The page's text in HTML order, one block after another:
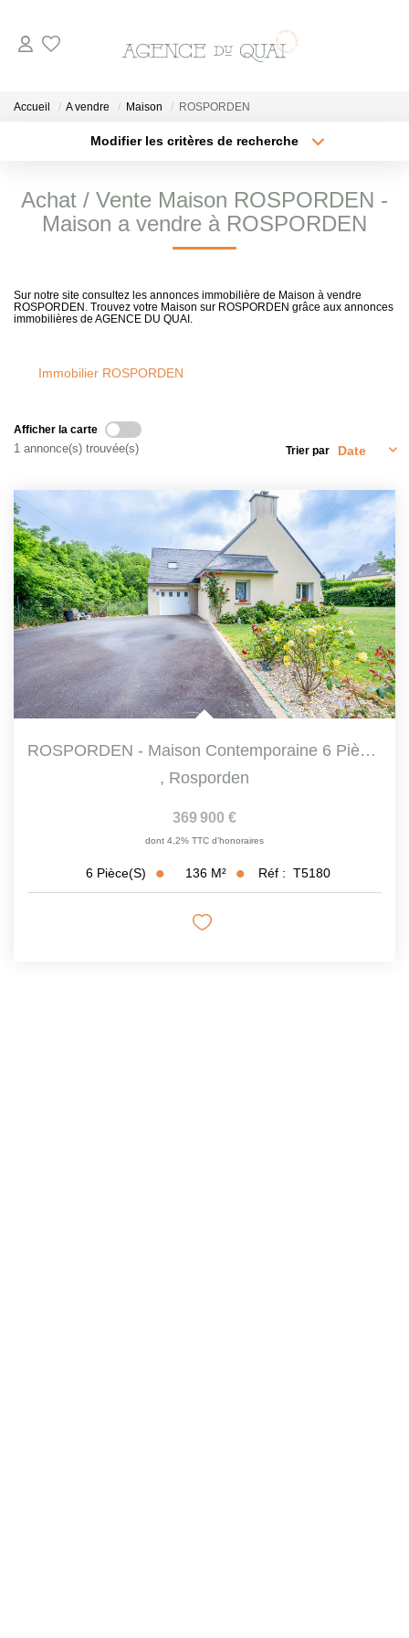
A La Vente
A La Location
ESTIMER
NOTRE AGENCE
CONTACT
Accueil A vendre Maison ROSPORDEN
Modifier les critères de recherche
Sélectionnez...
Type de bien
Surface min
Créer une alerte
Achat / Vente Maison ROSPORDEN -
Maison a vendre à ROSPORDEN
Sur notre site consultez les annonces immobilière de Maison à vendre
ROSPORDEN. Trouvez votre Maison sur ROSPORDEN grâce aux annonces
immobilières de AGENCE DU QUAI.
Immobilier ROSPORDEN
Afficher la carte
1 annonce(s) trouvée(s) Trier par
ROSPORDEN - Maison Contemporaine 6 Pièces De 136 M² Sur...
, Rosporden
369 900 €
dont 4,2% TTC d'honoraires
6 Pièce(s) 136 M² Réf : T5180